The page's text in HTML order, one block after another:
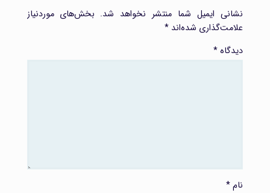
نشانی ایمیل شما منتشر نخواهد شد. بخش‌های موردنیاز
علامت‌گذاری شده‌اند *
دیدگاه*
نام*